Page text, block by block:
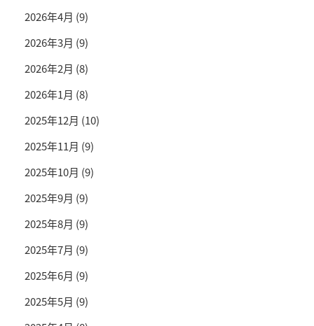
2026年4月 (9)
2026年3月 (9)
2026年2月 (8)
2026年1月 (8)
2025年12月 (10)
2025年11月 (9)
2025年10月 (9)
2025年9月 (9)
2025年8月 (9)
2025年7月 (9)
2025年6月 (9)
2025年5月 (9)